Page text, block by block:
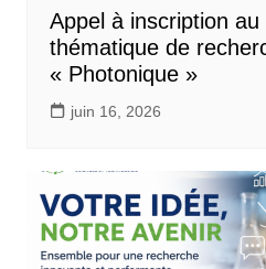
Appel à inscription au
thématique de
« Photonique »
juin 16, 2026